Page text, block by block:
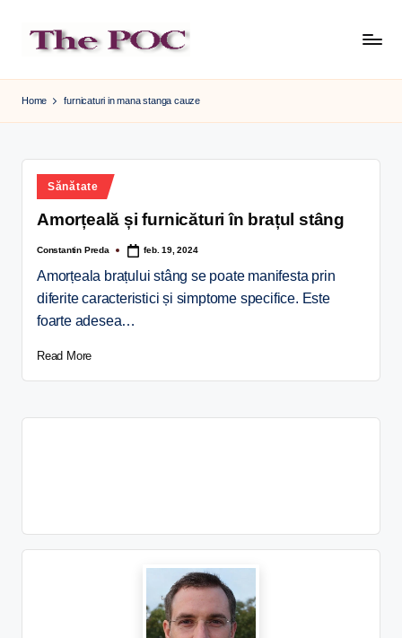
content
Home furnicaturi in mana stanga cauze
Sănătate
Amorțeală și furnicături în brațul stâng
Constantin Preda feb. 19, 2024
Amorțeala brațului stâng se poate manifesta prin
diferite caracteristici și simptome specifice. Este
foarte adesea…
Read More